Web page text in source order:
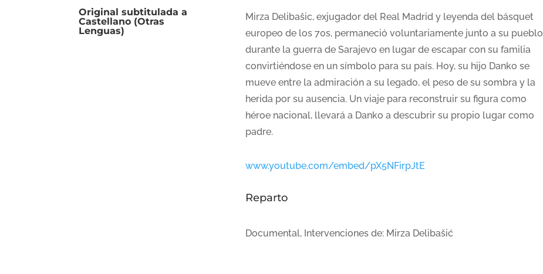
Original subtitulada a
Castellano (Otras
Lenguas)
Mirza Delibašic, exjugador del Real Madrid y leyenda del básquet
europeo de los 70s, permaneció voluntariamente junto a su pueblo
durante la guerra de Sarajevo en lugar de escapar con su familia
convirtiéndose en un símbolo para su país. Hoy, su hijo Danko se
mueve entre la admiración a su legado, el peso de su sombra y la
herida por su ausencia. Un viaje para reconstruir su figura como
héroe nacional, llevará a Danko a descubrir su propio lugar como
padre.
www.youtube.com/embed/pX5NFirpJtE
Reparto
Documental, Intervenciones de: Mirza Delibašić